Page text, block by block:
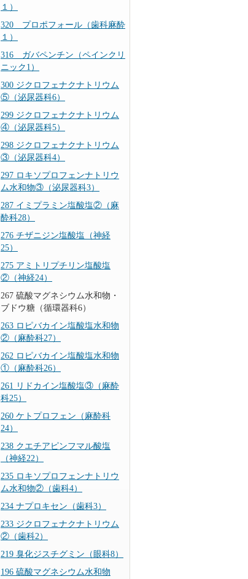
１）
320 プロポフォール（歯科麻酔
１）
316 ガバペンチン（ペインクリ
ニック1）
300 ジクロフェナクナトリウム
⑤（泌尿器科6）
299 ジクロフェナクナトリウム
④（泌尿器科5）
298 ジクロフェナクナトリウム
③（泌尿器科4）
297 ロキソプロフェンナトリウ
ム水和物③（泌尿器科3）
287 イミプラミン塩酸塩②（麻
酔科28）
276 チザニジン塩酸塩（神経
25）
275 アミトリプチリン塩酸塩
②（神経24）
267 硫酸マグネシウム水和物・
ブドウ糖（循環器科6）
263 ロピバカイン塩酸塩水和物
②（麻酔科27）
262 ロピバカイン塩酸塩水和物
①（麻酔科26）
261 リドカイン塩酸塩③（麻酔
科25）
260 ケトプロフェン（麻酔科
24）
238 クエチアピンフマル酸塩
（神経22）
235 ロキソプロフェンナトリウ
ム水和物②（歯科4）
234 ナプロキセン（歯科3）
233 ジクロフェナクナトリウム
②（歯科2）
219 臭化ジスチグミン（眼科8）
196 硫酸マグネシウム水和物